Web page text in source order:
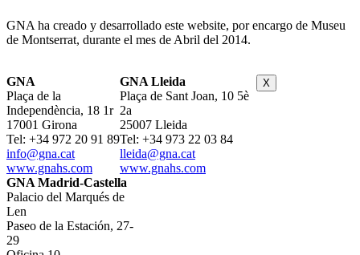
GNA ha creado y desarrollado este website, por encargo de Museu
de Montserrat, durante el mes de Abril del 2014.
GNA
Plaça de la
Independència, 18 1r
17001 Girona
Tel: +34 972 20 91 89
info@gna.cat
www.gnahs.com
GNA Lleida
Plaça de Sant Joan, 10 5è
2a
25007 Lleida
Tel: +34 973 22 03 84
lleida@gna.cat
www.gnahs.com
GNA Madrid-Castella
Palacio del Marqués de
Len
Paseo de la Estación, 27-
29
X